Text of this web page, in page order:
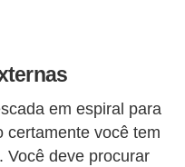
em espiral para
certamente você tem
Você deve procurar